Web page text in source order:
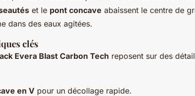
et le pont concave abaissent le centre de
dans des eaux agitées.
clés
Evera Blast Carbon Tech reposent sur des
en V pour un décollage rapide.